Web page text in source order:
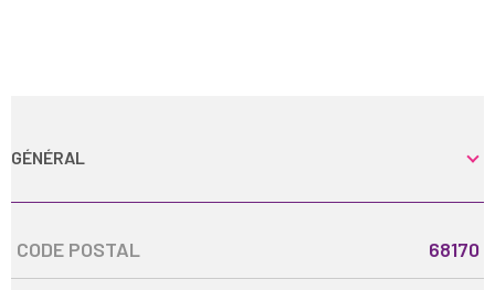
GÉNÉRAL
Caractérisque Valeurs
CODE POSTAL 68170